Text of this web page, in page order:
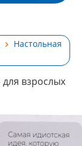
Настольная